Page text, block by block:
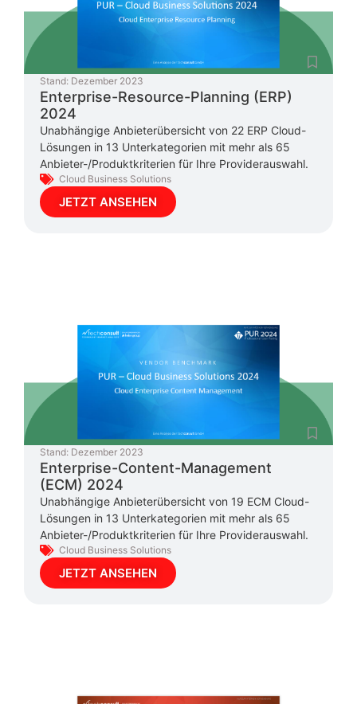
Stand: Dezember 2023
Enterprise-Resource-Planning (ERP)
2024
Unabhängige Anbieterübersicht von 22 ERP Cloud-
Lösungen in 13 Unterkategorien mit mehr als 65
Anbieter-/Produktkriterien für Ihre Providerauswahl.
Cloud Business Solutions
JETZT ANSEHEN
Stand: Dezember 2023
Enterprise-Content-Management
(ECM) 2024
Unabhängige Anbieterübersicht von 19 ECM Cloud-
Lösungen in 13 Unterkategorien mit mehr als 65
Anbieter-/Produktkriterien für Ihre Providerauswahl.
Cloud Business Solutions
JETZT ANSEHEN